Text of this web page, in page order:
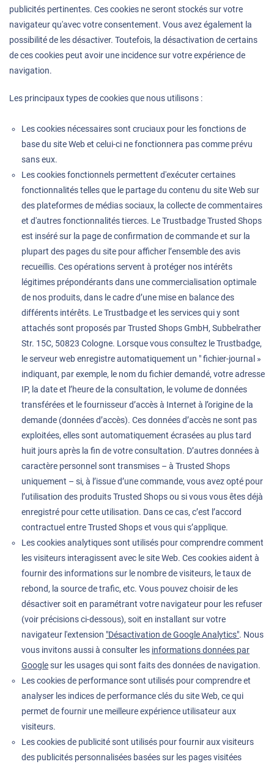
publicités pertinentes. Ces cookies ne seront stockés sur votre
navigateur qu'avec votre consentement. Vous avez également la
possibilité de les désactiver. Toutefois, la désactivation de certains
de ces cookies peut avoir une incidence sur votre expérience de
navigation.
Les principaux types de cookies que nous utilisons :
Les cookies nécessaires sont cruciaux pour les fonctions de
base du site Web et celui-ci ne fonctionnera pas comme prévu
sans eux.
Les cookies fonctionnels permettent d'exécuter certaines
fonctionnalités telles que le partage du contenu du site Web sur
des plateformes de médias sociaux, la collecte de commentaires
et d'autres fonctionnalités tierces. Le Trustbadge Trusted Shops
est inséré sur la page de confirmation de commande et sur la
plupart des pages du site pour afficher l’ensemble des avis
recueillis. Ces opérations servent à protéger nos intérêts
légitimes prépondérants dans une commercialisation optimale
de nos produits, dans le cadre d’une mise en balance des
différents intérêts. Le Trustbadge et les services qui y sont
attachés sont proposés par Trusted Shops GmbH, Subbelrather
Str. 15C, 50823 Cologne. Lorsque vous consultez le Trustbadge,
le serveur web enregistre automatiquement un " fichier-journal »
indiquant, par exemple, le nom du fichier demandé, votre adresse
IP, la date et l’heure de la consultation, le volume de données
transférées et le fournisseur d’accès à Internet à l’origine de la
demande (données d’accès). Ces données d’accès ne sont pas
exploitées, elles sont automatiquement écrasées au plus tard
huit jours après la fin de votre consultation. D’autres données à
caractère personnel sont transmises – à Trusted Shops
uniquement – si, à l’issue d’une commande, vous avez opté pour
l’utilisation des produits Trusted Shops ou si vous vous êtes déjà
enregistré pour cette utilisation. Dans ce cas, c’est l’accord
contractuel entre Trusted Shops et vous qui s’applique.
Les cookies analytiques sont utilisés pour comprendre comment
les visiteurs interagissent avec le site Web. Ces cookies aident à
fournir des informations sur le nombre de visiteurs, le taux de
rebond, la source de trafic, etc. Vous pouvez choisir de les
désactiver soit en paramétrant votre navigateur pour les refuser
(voir précisions ci-dessous), soit en installant sur votre
navigateur l'extension "Désactivation de Google Analytics". Nous
vous invitons aussi à consulter les informations données par
Googlesur les usages qui sont faits des données de navigation.
Les cookies de performance sont utilisés pour comprendre et
analyser les indices de performance clés du site Web, ce qui
permet de fournir une meilleure expérience utilisateur aux
visiteurs.
Les cookies de publicité sont utilisés pour fournir aux visiteurs
des publicités personnalisées basées sur les pages visitées